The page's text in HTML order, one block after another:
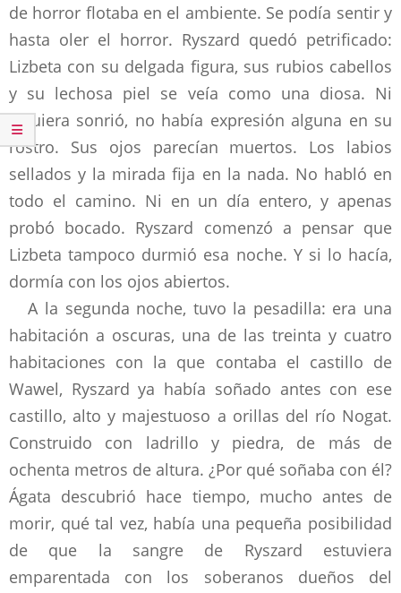
de horror flotaba en el ambiente. Se podía sentir y
hasta oler el horror. Ryszard quedó petrificado:
Lizbeta con su delgada figura, sus rubios cabellos
y su lechosa piel se veía como una diosa. Ni
siquiera sonrió, no había expresión alguna en su
rostro. Sus ojos parecían muertos. Los labios
sellados y la mirada fija en la nada. No habló en
todo el camino. Ni en un día entero, y apenas
probó bocado. Ryszard comenzó a pensar que
Lizbeta tampoco durmió esa noche. Y si lo hacía,
dormía con los ojos abiertos.
A la segunda noche, tuvo la pesadilla: era una
habitación a oscuras, una de las treinta y cuatro
habitaciones con la que contaba el castillo de
Wawel, Ryszard ya había soñado antes con ese
castillo, alto y majestuoso a orillas del río Nogat.
Construido con ladrillo y piedra, de más de
ochenta metros de altura. ¿Por qué soñaba con él?
Ágata descubrió hace tiempo, mucho antes de
morir, qué tal vez, había una pequeña posibilidad
de que la sangre de Ryszard estuviera
emparentada con los soberanos dueños del